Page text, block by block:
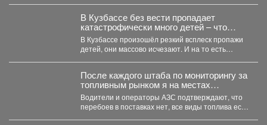
В Кузбассе без вести пропадает
катастрофически много детей – что
происходит
В Кузбассе произошёл резкий всплеск пропажи
детей, они массово исчезают. И на то есть
После каждого штаба по мониторингу за
топливным рынком я на местах
проверяю, соответствует ли озвученная
информация действительности.
Водители и операторы АЗС подтверждают, что
перебоев в поставках нет, все виды топлива есть